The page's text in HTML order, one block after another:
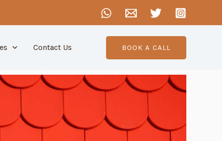
Contact Us BOOK A CALL